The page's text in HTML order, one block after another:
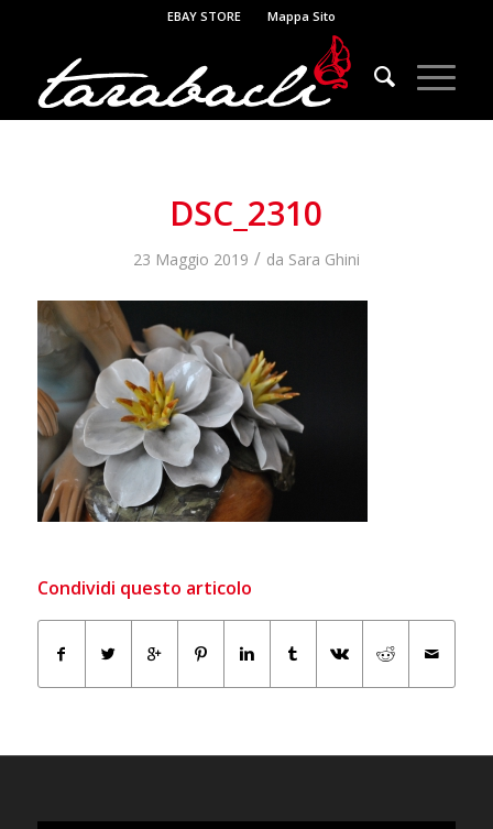
EBAY STORE Mappa Sito
DSC_2310
23 Maggio 2019 / da Sara Ghini
Condividi questo articolo